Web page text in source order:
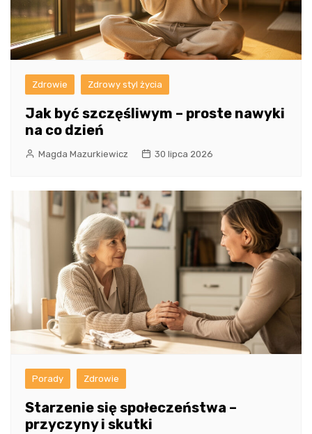
Zdrowie Zdrowy styl życia
Jak być szczęśliwym – proste nawyki
na co dzień
Magda Mazurkiewicz 30 lipca 2026
Porady Zdrowie
Starzenie się społeczeństwa –
przyczyny i skutki